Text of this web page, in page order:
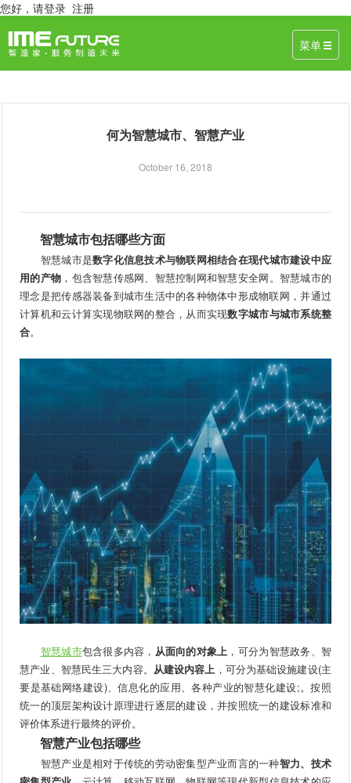
您好， 请登录 注册
菜单
何为智慧城市、智慧产业
October 16, 2018
智慧城市包括哪些方面
智慧城市是数字化信息技术与物联网相结合在现代城市建设中应
用的产物 ，包含智慧传感网、智慧控制网和智慧安全网。智慧城市的
理念是把传感器装备到城市生活中的各种物体中形成物联网，并通过
计算机和云计算实现物联网的整合，从而实现数字城市与城市系统整
合。
智慧城市包含很多内容， 从面向的对象上 ，可分为智慧政务、智
慧产业、智慧民生三大内容。 从建设内容上 ，可分为基础设施建设(主
要是基础网络建设)、信息化的应用、各种产业的智慧化建设;。按照
统一的顶层架构设计原理进行逐层的建设，并按照统一的建设标准和
评价体系进行最终的评价。
智慧产业包括哪些
智慧产业是相对于传统的劳动密集型产业而言的一种智力、技术